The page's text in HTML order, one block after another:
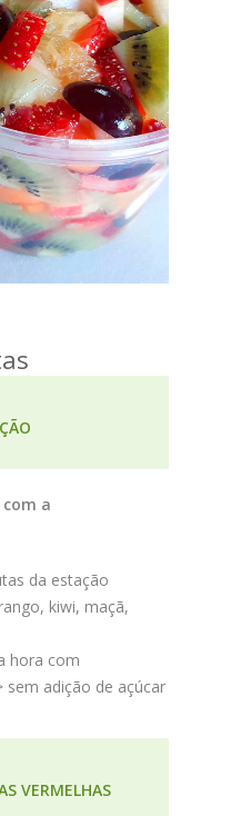
a
da estação
kiwi, maçã,
hora com
sem adição de açúcar
VERMELHAS